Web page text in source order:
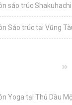
sáo trúc Shakuhachi
Sáo trúc tại Vũng
Yoga tại Thủ Dầu